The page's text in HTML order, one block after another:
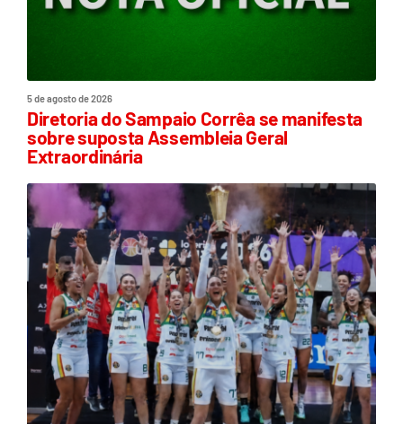
5 de agosto de 2026
Diretoria do Sampaio Corrêa se manifesta
sobre suposta Assembleia Geral
Extraordinária